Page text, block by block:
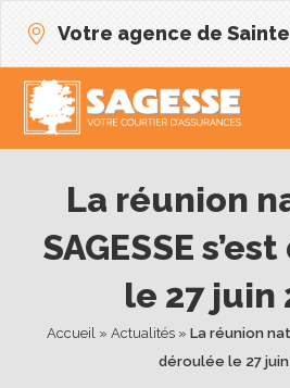
Votre agence de
La réunion
SAGESSE
le 27 juin
Accueil » Actualités » La réunion
déroulée le 27